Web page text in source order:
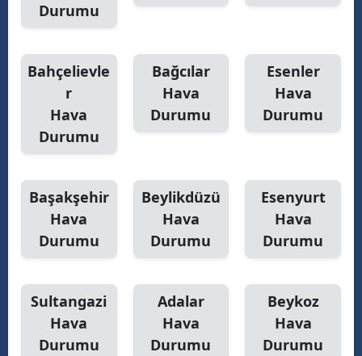
Durumu
Bahçelievle
r
Hava
Durumu
Bağcılar
Hava
Durumu
Esenler
Hava
Durumu
Başakşehir
Hava
Durumu
Beylikdüzü
Hava
Durumu
Esenyurt
Hava
Durumu
Sultangazi
Hava
Durumu
Adalar
Hava
Durumu
Beykoz
Hava
Durumu